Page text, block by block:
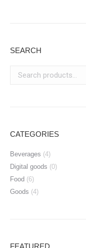
SEARCH
CATEGORIES
Beverages (4)
Digital goods (0)
Food (6)
Goods (4)
FEATURED